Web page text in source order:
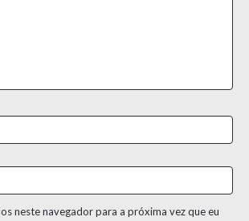
neste navegador para a próxima vez que eu